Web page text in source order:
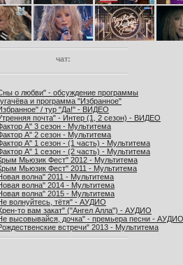
чат:
о любви" - обсуждение программы
и программа "Избранное"
/ тур "Да!" - ВИДЕО
почта" - Интер (1, 2 сезон) - ВИДЕО
А" 3 сезон - Мультитема
А" 2 сезон - Мультитема
А" 1 сезон - (1 часть) - Мультитема
А" 1 сезон - (2 часть) - Мультитема
Мьюзик Фест" 2012 - Мультитема
Мьюзик Фест" 2011 - Мультитема
волна" 2011 - Мультитема
волна" 2014 - Мультитема
волна" 2015 - Мультитема
волнуйтесь, тётя" - АУДИО
то вам закат" ("Ангел Алла") - АУДИО
высовывайся, дочка" - премьера песни - АУДИО
встречи" 2013 - Мультитема